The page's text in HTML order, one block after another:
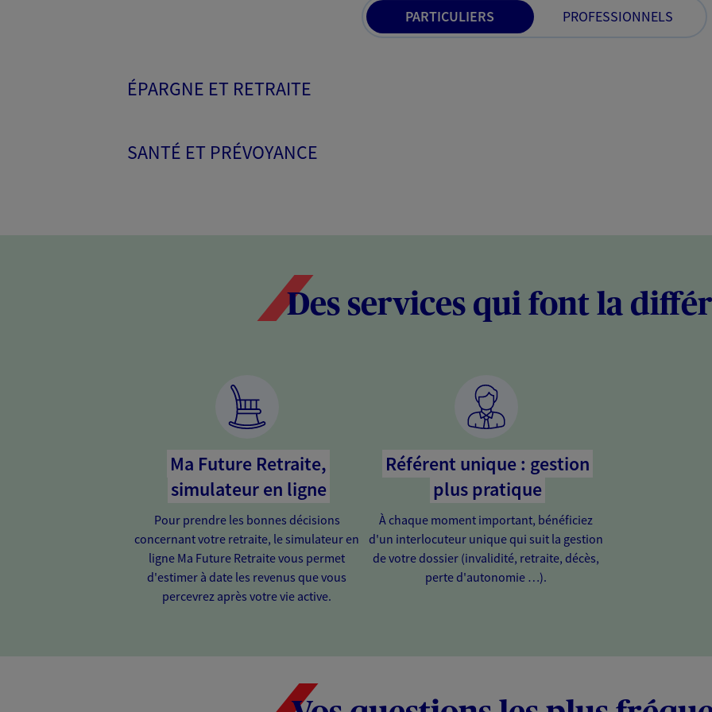
PARTICULIERS PROFESSIONNELS
ÉPARGNE ET RETRAITE
SANTÉ ET PRÉVOYANCE
Des services qui font la
Ma Future Retraite,
simulateur en ligne
Pour prendre les bonnes décisions
concernant votre retraite, le simulateur en
ligne Ma Future Retraite vous permet
d'estimer à date les revenus que vous
percevrez après votre vie active.
Référent unique : gestion
plus pratique
À chaque moment important, bénéficiez
d'un interlocuteur unique qui suit la gestion
de votre dossier (invalidité, retraite, décès,
perte d'autonomie …).